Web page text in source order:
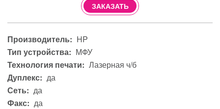
ЗАКАЗАТЬ
Производитель: HP
Тип устройства: МФУ
Технология печати: Лазерная ч/б
Дуплекс: да
Сеть: да
Факс: да